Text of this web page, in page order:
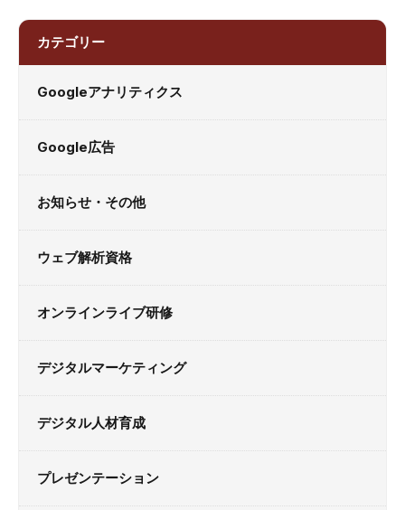
カテゴリー
Googleアナリティクス
Google広告
お知らせ・その他
ウェブ解析資格
オンラインライブ研修
デジタルマーケティング
デジタル人材育成
プレゼンテーション